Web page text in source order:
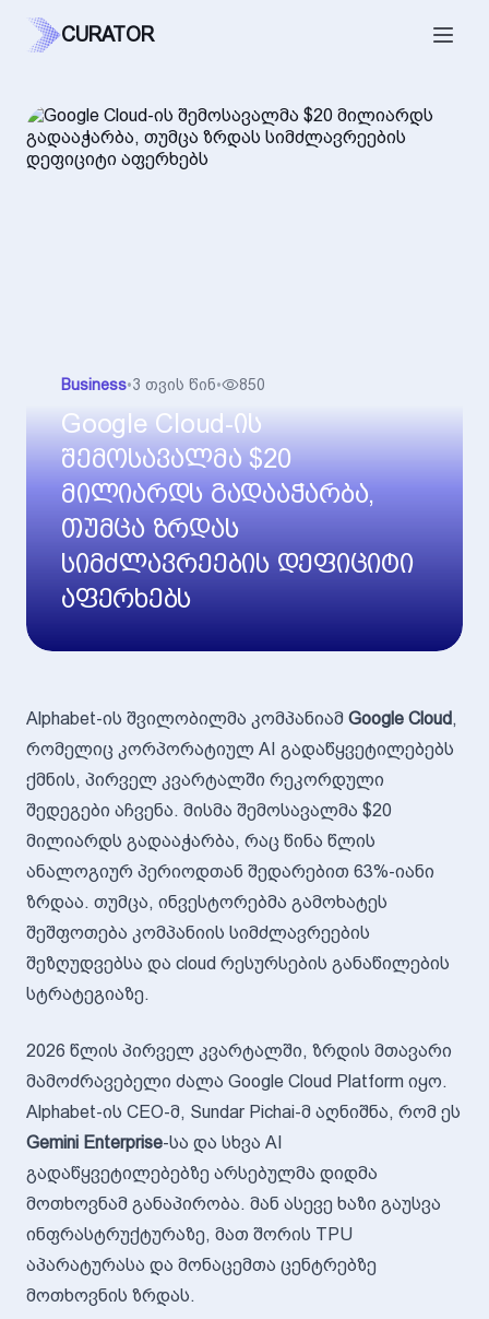
CURATOR
Business•3 თვის წინ• 850
Google Cloud-ის
შემოსავალმა $20
მილიარდს გადააჭარბა,
თუმცა ზრდას
სიმძლავრეების დეფიციტი
აფერხებს
Alphabet-ის შვილობილმა კომპანიამ Google Cloud,
რომელიც კორპორატიულ AI გადაწყვეტილებებს
ქმნის, პირველ კვარტალში რეკორდული
შედეგები აჩვენა. მისმა შემოსავალმა $20
მილიარდს გადააჭარბა, რაც წინა წლის
ანალოგიურ პერიოდთან შედარებით 63%-იანი
ზრდაა. თუმცა, ინვესტორებმა გამოხატეს
შეშფოთება კომპანიის სიმძლავრეების
შეზღუდვებსა და cloud რესურსების განაწილების
სტრატეგიაზე.
2026 წლის პირველ კვარტალში, ზრდის მთავარი
მამოძრავებელი ძალა Google Cloud Platform იყო.
Alphabet-ის CEO-მ, Sundar Pichai-მ აღნიშნა, რომ ეს
Gemini Enterprise-სა და სხვა AI
გადაწყვეტილებებზე არსებულმა დიდმა
მოთხოვნამ განაპირობა. მან ასევე ხაზი გაუსვა
ინფრასტრუქტურაზე, მათ შორის TPU
აპარატურასა და მონაცემთა ცენტრებზე
მოთხოვნის ზრდას.